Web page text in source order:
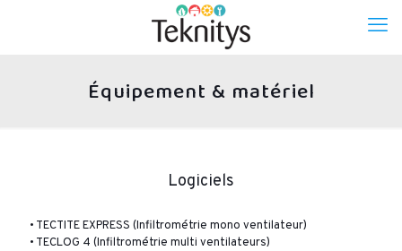
Équipement & matériel
Logiciels
• TECTITE EXPRESS (Infiltrométrie mono ventilateur)
• TECLOG 4 (Infiltrométrie multi ventilateurs)